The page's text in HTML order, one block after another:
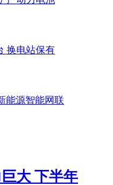
换电站保有
能源智能网联
大 下半年